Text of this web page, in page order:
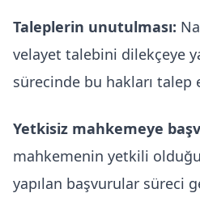
Taleplerin unutulması:
velayet talebini dilekçeye
sürecinde bu hakları talep
Yetkisiz mahkemeye
mahkemenin yetkili
yapılan başvurular süreci